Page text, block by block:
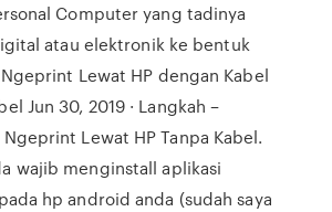
Computer yang tadinya
atau elektronik ke bentuk
Lewat HP dengan Kabel
Jun 30, 2019 · Langkah –
Lewat HP Tanpa Kabel.
wajib menginstall aplikasi
hp android anda (sudah saya